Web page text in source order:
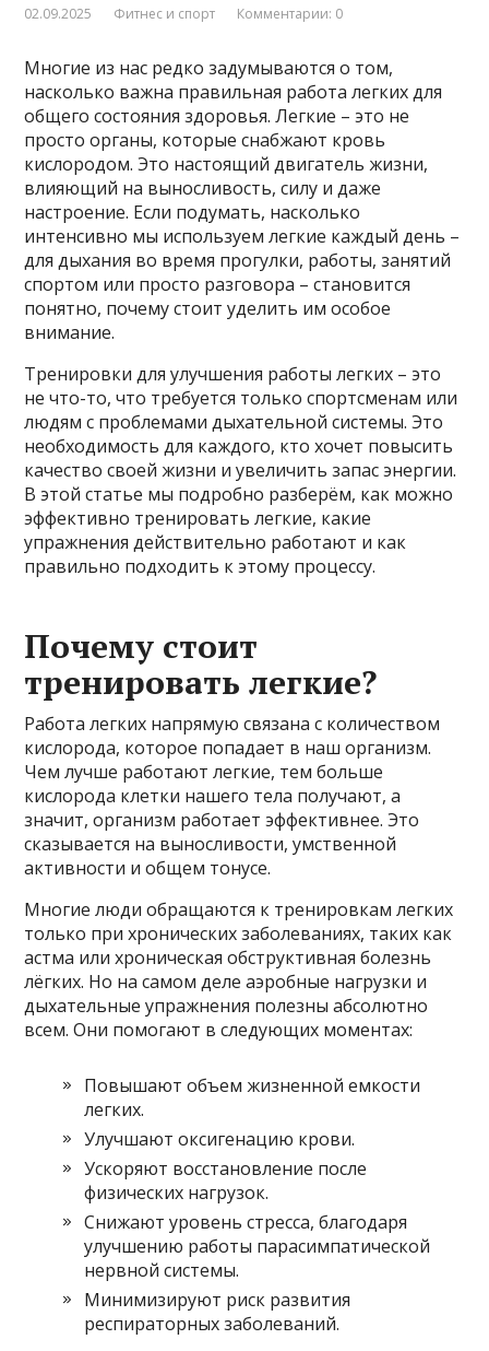
02.09.2025 Фитнес и спорт Комментарии: 0
Многие из нас редко задумываются о том,
насколько важна правильная работа легких для
общего состояния здоровья. Легкие – это не
просто органы, которые снабжают кровь
кислородом. Это настоящий двигатель жизни,
влияющий на выносливость, силу и даже
настроение. Если подумать, насколько
интенсивно мы используем легкие каждый день –
для дыхания во время прогулки, работы, занятий
спортом или просто разговора – становится
понятно, почему стоит уделить им особое
внимание.
Тренировки для улучшения работы легких – это
не что-то, что требуется только спортсменам или
людям с проблемами дыхательной системы. Это
необходимость для каждого, кто хочет повысить
качество своей жизни и увеличить запас энергии.
В этой статье мы подробно разберём, как можно
эффективно тренировать легкие, какие
упражнения действительно работают и как
правильно подходить к этому процессу.
Почему стоит
тренировать легкие?
Работа легких напрямую связана с количеством
кислорода, которое попадает в наш организм.
Чем лучше работают легкие, тем больше
кислорода клетки нашего тела получают, а
значит, организм работает эффективнее. Это
сказывается на выносливости, умственной
активности и общем тонусе.
Многие люди обращаются к тренировкам легких
только при хронических заболеваниях, таких как
астма или хроническая обструктивная болезнь
лёгких. Но на самом деле аэробные нагрузки и
дыхательные упражнения полезны абсолютно
всем. Они помогают в следующих моментах:
Повышают объем жизненной емкости
легких.
Улучшают оксигенацию крови.
Ускоряют восстановление после
физических нагрузок.
Снижают уровень стресса, благодаря
улучшению работы парасимпатической
нервной системы.
Минимизируют риск развития
респираторных заболеваний.